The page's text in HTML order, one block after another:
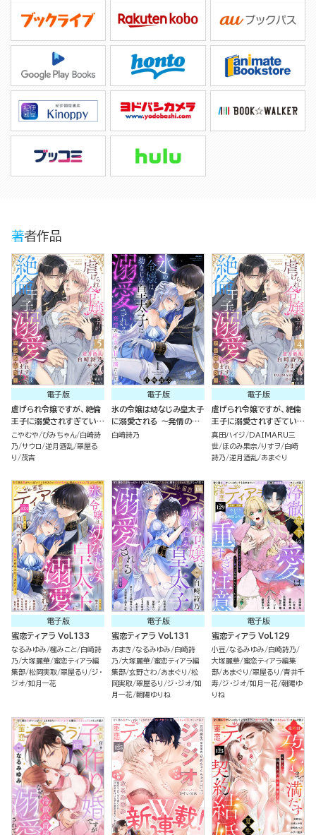
著者作品
電子版
虐げられ令嬢ですが、絶倫
王子に溺愛されすぎていま
す!?（※昼も夜も）アンソ
ロジー （5）
こやむや ぴみちゃん 白崎詩
乃 サウロ 逆月酒乱 翠屋る
り
茂吉
電子版
氷の令嬢は幼なじみ皇太子
に溺愛される ～発情の疼
きを甘く満たして～ （1）
白崎詩乃
電子版
虐げられ令嬢ですが、絶倫
王子に溺愛されすぎていま
す!?（※昼も夜も）アンソ
ロジー （4）
真田ハイジ
DAIMARU三
世
ほのみ果奈 りすヲ
白崎
詩乃 逆月酒乱 あまぐり
電子版
蜜恋ティアラ Vol.133
なるみゆみ 櫁みこと
白崎詩
乃 大塚麗華 蜜恋ティアラ編
集部 松岡実取 翠屋るり
ジ・
ジオ 如月一花
電子版
蜜恋ティアラ Vol.131
あまき なるみゆみ
白崎詩
乃 大塚麗華 蜜恋ティアラ編
集部 玄野さわ あまぐり
松
岡実取 翠屋るり ジ・ジオ 如
月一花 朝陽ゆりね
電子版
蜜恋ティアラ Vol.129
小豆 なるみゆみ
白崎詩乃
大塚麗華 蜜恋ティアラ編集
部 あまぐり 翠屋るり
青井千
寿 ジ・ジオ 如月一花 朝陽ゆ
りね